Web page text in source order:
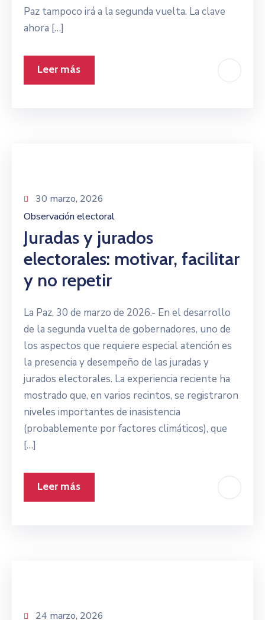
Paz tampoco irá a la segunda vuelta. La clave
ahora […]
Leer más
30 marzo, 2026
Observación electoral
Juradas y jurados
electorales: motivar, facilitar
y no repetir
La Paz, 30 de marzo de 2026.- En el desarrollo
de la segunda vuelta de gobernadores, uno de
los aspectos que requiere especial atención es
la presencia y desempeño de las juradas y
jurados electorales. La experiencia reciente ha
mostrado que, en varios recintos, se registraron
niveles importantes de inasistencia
(probablemente por factores climáticos), que
[…]
Leer más
24 marzo, 2026